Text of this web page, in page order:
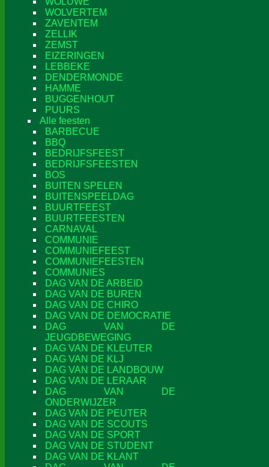
WOLVERTEM
ZAVENTEM
ZELLIK
ZEMST
EIZERINGEN
LEBBEKE
DENDERMONDE
HAMME
BUGGENHOUT
PUURS
Alle feesten
BARBECUE
BBQ
BEDRIJFSFEEST
BEDRIJFSFEESTEN
BOS
BUITEN SPELEN
BUITENSPEELDAG
BUURTFEEST
BUURTFEESTEN
CARNAVAL
COMMUNIE
COMMUNIEFEEST
COMMUNIEFEESTEN
COMMUNIES
DAG VAN DE ARBEID
DAG VAN DE BUREN
DAG VAN DE CHIRO
DAG VAN DE DEMOCRATIE
DAG VAN DE
JEUGDBEWEGING
DAG VAN DE KLEUTER
DAG VAN DE KLJ
DAG VAN DE LANDBOUW
DAG VAN DE LERAAR
DAG VAN DE
ONDERWIJZER
DAG VAN DE PEUTER
DAG VAN DE SCOUTS
DAG VAN DE SPORT
DAG VAN DE STUDENT
DAG VAN DE KLANT